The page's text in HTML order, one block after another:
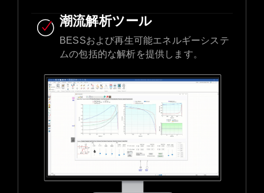
潮流解析ツール
BESSおよび再生可能エネルギーシステ
ムの包括的な解析を提供します。